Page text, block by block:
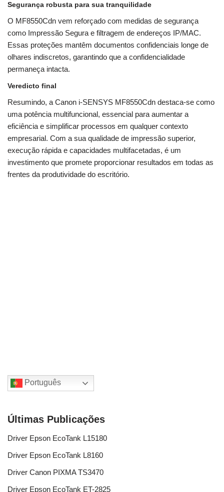
Segurança robusta para sua tranquilidade
O MF8550Cdn vem reforçado com medidas de segurança
como Impressão Segura e filtragem de endereços IP/MAC.
Essas proteções mantêm documentos confidenciais longe de
olhares indiscretos, garantindo que a confidencialidade
permaneça intacta.
Veredicto final
Resumindo, a Canon i-SENSYS MF8550Cdn destaca-se como
uma potência multifuncional, essencial para aumentar a
eficiência e simplificar processos em qualquer contexto
empresarial. Com a sua qualidade de impressão superior,
execução rápida e capacidades multifacetadas, é um
investimento que promete proporcionar resultados em todas as
frentes da produtividade do escritório.
Português
Últimas Publicações
Driver Epson EcoTank L15180
Driver Epson EcoTank L8160
Driver Canon PIXMA TS3470
Driver Epson EcoTank ET-2825